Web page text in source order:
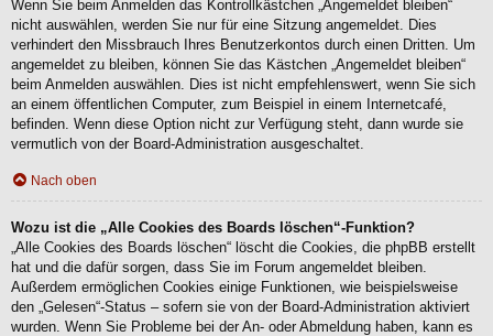
Wenn Sie beim Anmelden das Kontrollkästchen „Angemeldet bleiben“
nicht auswählen, werden Sie nur für eine Sitzung angemeldet. Dies
verhindert den Missbrauch Ihres Benutzerkontos durch einen Dritten. Um
angemeldet zu bleiben, können Sie das Kästchen „Angemeldet bleiben“
beim Anmelden auswählen. Dies ist nicht empfehlenswert, wenn Sie sich
an einem öffentlichen Computer, zum Beispiel in einem Internetcafé,
befinden. Wenn diese Option nicht zur Verfügung steht, dann wurde sie
vermutlich von der Board-Administration ausgeschaltet.
Nach oben
Wozu ist die „Alle Cookies des Boards löschen“-Funktion?
„Alle Cookies des Boards löschen“ löscht die Cookies, die phpBB erstellt
hat und die dafür sorgen, dass Sie im Forum angemeldet bleiben.
Außerdem ermöglichen Cookies einige Funktionen, wie beispielsweise
den „Gelesen“-Status – sofern sie von der Board-Administration aktiviert
wurden. Wenn Sie Probleme bei der An- oder Abmeldung haben, kann es